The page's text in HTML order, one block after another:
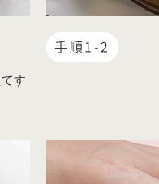
す
手順1-2